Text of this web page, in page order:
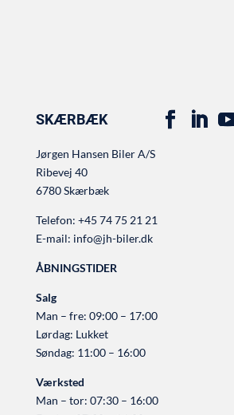
SKÆRBÆK
Jørgen Hansen Biler A/S
Ribevej 40
6780 Skærbæk
Telefon: +45 74 75 21 21
E-mail: info@jh-biler.dk
ÅBNINGSTIDER
Salg
Man – fre: 09:00 – 17:00
Lørdag: Lukket
Søndag: 11:00 – 16:00
Værksted
Man – tor: 07:30 – 16:00